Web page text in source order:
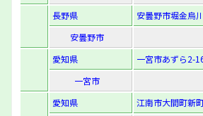
長野県
安曇野市堀金烏
安曇野市
愛知県
一宮市あずら2-
一宮市
愛知県
江南市大間町新